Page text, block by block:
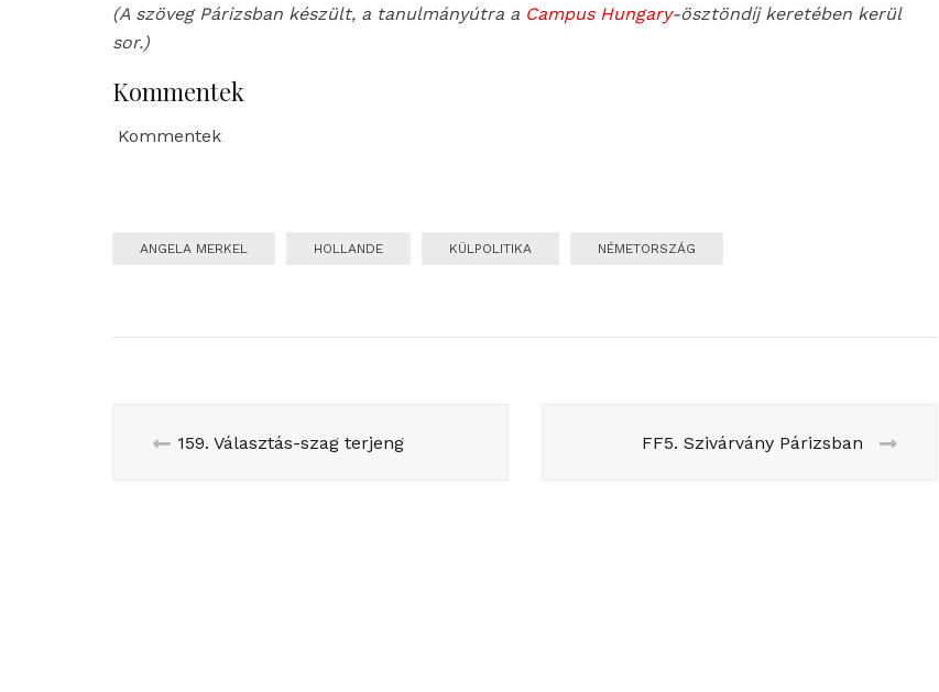
(A szöveg Párizsban készült, a tanulmányútra a Campus Hungary-ösztöndíj keretében kerül
sor.)
Kommentek
Kommentek
ANGELA MERKEL HOLLANDE KÜLPOLITIKA NÉMETORSZÁG
159. Választás-szag terjeng FF5. Szivárvány Párizsban